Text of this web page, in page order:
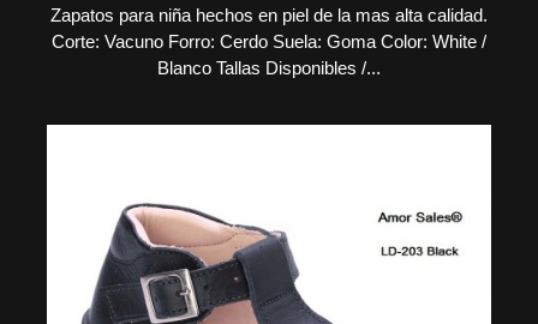
Zapatos para niña hechos en piel de la mas alta calidad.
Corte: Vacuno Forro: Cerdo Suela: Goma Color: White /
Blanco Tallas Disponibles /...